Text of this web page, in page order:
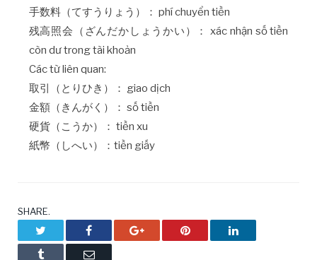
手数料（てすうりょう）： phí chuyển tiền
残高照会（ざんだかしょうかい）： xác nhận số tiền
còn dư trong tài khoản
Các từ liên quan:
取引（とりひき）： giao dịch
金額（きんがく）： số tiền
硬貨（こうか）： tiền xu
紙幣（しへい）：tiền giấy
SHARE.
Facebook Google+ Pinterest LinkedIn
Tumblr Email